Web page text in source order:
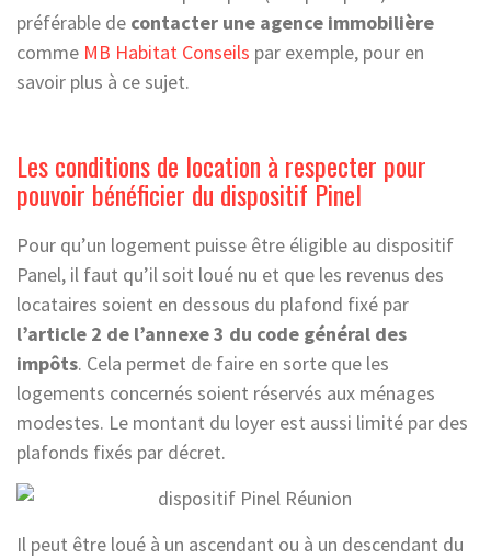
préférable de contacter une agence immobilière
comme MB Habitat Conseils par exemple, pour en
savoir plus à ce sujet.
Les conditions de location à respecter pour
pouvoir bénéficier du dispositif Pinel
Pour qu’un logement puisse être éligible au dispositif
Panel, il faut qu’il soit loué nu et que les revenus des
locataires soient en dessous du plafond fixé par
l’article 2 de l’annexe 3 du code général des
impôts. Cela permet de faire en sorte que les
logements concernés soient réservés aux ménages
modestes. Le montant du loyer est aussi limité par des
plafonds fixés par décret.
Il peut être loué à un ascendant ou à un descendant du